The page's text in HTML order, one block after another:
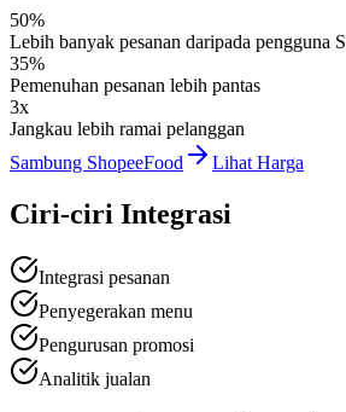
50%
Lebih banyak pesanan daripada pengguna
35%
Pemenuhan pesanan lebih pantas
3x
Jangkau lebih ramai pelanggan
Sambung ShopeeFood
Lihat Harga
Ciri-ciri Integrasi
Integrasi pesanan
Penyegerakan menu
Pengurusan promosi
Analitik jualan